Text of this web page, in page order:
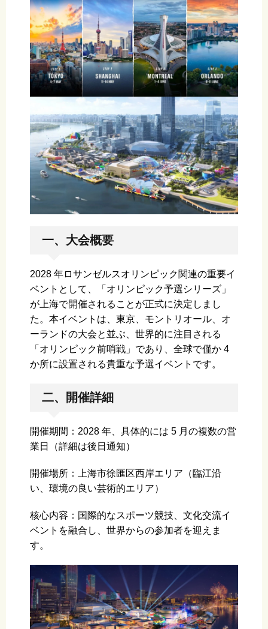
一、大会概要
2028 年ロサンゼルスオリンピック関連の重要イ
ベントとして、「オリンピック予選シリーズ」
が上海で開催されることが正式に決定しまし
た。本イベントは、東京、モントリオール、オ
ーランドの大会と並ぶ、世界的に注目される
「オリンピック前哨戦」であり、全球で僅か 4
か所に設置される貴重な予選イベントです。
二、開催詳細
開催期間：2028 年、具体的には 5 月の複数の営
業日（詳細は後日通知）
開催場所：上海市徐匯区西岸エリア（臨江沿
い、環境の良い芸術的エリア）
核心内容：国際的なスポーツ競技、文化交流イ
ベントを融合し、世界からの参加者を迎えま
す。